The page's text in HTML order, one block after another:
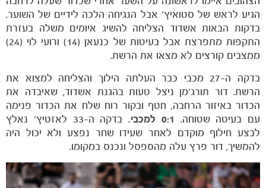
הגיע לראש של סטואיץ' אבל הנגיחה הלכה לידיים של השוער.
בדקות הבאות אשדוד הצליחה להשיג איומים משלה בעזרת
התקפות מתפרצת אבל בעיטות של כנעאן (14) ורועי לוי (24)
ממצבים קורצים לא מצאו את הרשת.
בדקה ה-27 מכבי כבר העלתה הילוך והצליחה למצוא את
הרשת. דור תורג'מן ניצל טעות בהגנת אשדוד, שאיבדה את
הכדור באיזור הרחבה, חטף ובקור רוח שלח את הכדור פנימה
עם בעיטה שטוחה. 0:1 למכבי.
בדקה ה-33 לאזטיץ' נאלץ
לבצע חילוף מוקדם לאחר שעידו שחר נפצע ולא יכול היה
להמשיך, דור פרץ עלה מהספסל ונכנס במקומו.